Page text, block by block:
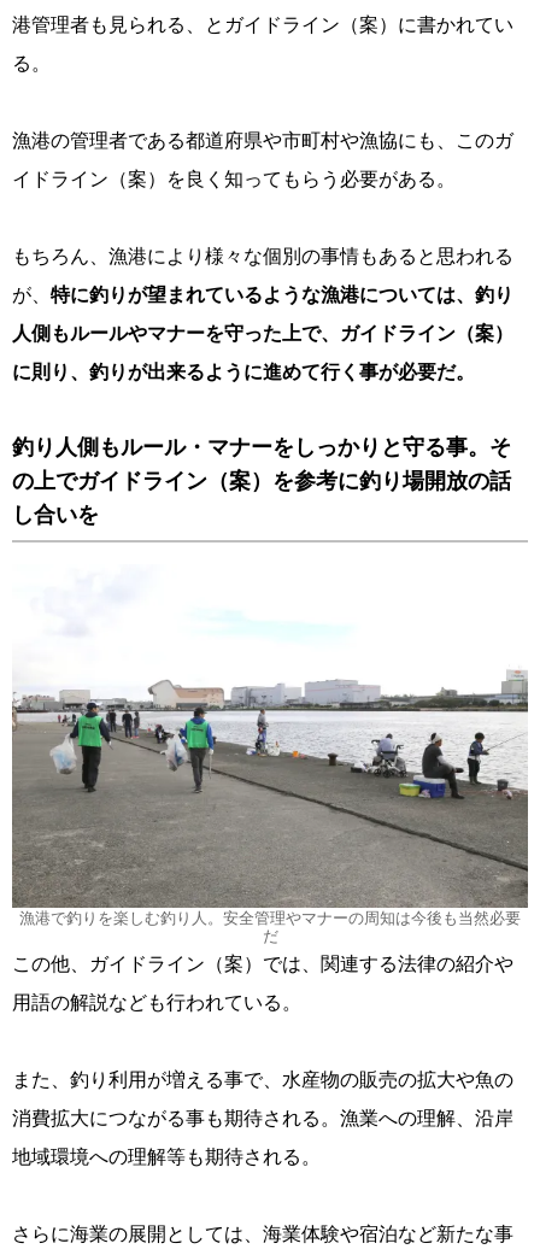
港管理者も見られる、とガイドライン（案）に書かれてい
る。
漁港の管理者である都道府県や市町村や漁協にも、このガ
イドライン（案）を良く知ってもらう必要がある。
もちろん、漁港により様々な個別の事情もあると思われる
が、 特に釣りが望まれているような漁港については、釣り
人側もルールやマナーを守った上で、ガイドライン（案）
に則り、釣りが出来るように進めて行く事が必要だ。
釣り人側もルール・マナーをしっかりと守る事。そ
の上でガイドライン（案）を参考に釣り場開放の話
し合いを
漁港で釣りを楽しむ釣り人。安全管理やマナーの周知は今後も当然必要
だ
この他、ガイドライン（案）では、関連する法律の紹介や
用語の解説なども行われている。
また、釣り利用が増える事で、水産物の販売の拡大や魚の
消費拡大につながる事も期待される。漁業への理解、沿岸
地域環境への理解等も期待される。
さらに海業の展開としては、海業体験や宿泊など新たな事